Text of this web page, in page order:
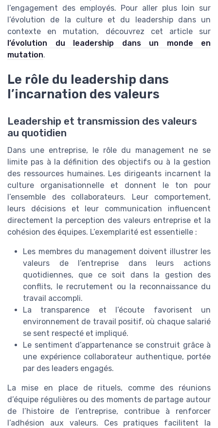
l’engagement des employés. Pour aller plus loin sur
l’évolution de la culture et du leadership dans un
contexte en mutation, découvrez cet article sur
l’évolution du leadership dans un monde en
mutation.
Le rôle du leadership dans
l’incarnation des valeurs
Leadership et transmission des valeurs
au quotidien
Dans une entreprise, le rôle du management ne se
limite pas à la définition des objectifs ou à la gestion
des ressources humaines. Les dirigeants incarnent la
culture organisationnelle et donnent le ton pour
l’ensemble des collaborateurs. Leur comportement,
leurs décisions et leur communication influencent
directement la perception des valeurs entreprise et la
cohésion des équipes. L’exemplarité est essentielle :
Les membres du management doivent illustrer les
valeurs de l’entreprise dans leurs actions
quotidiennes, que ce soit dans la gestion des
conflits, le recrutement ou la reconnaissance du
travail accompli.
La transparence et l’écoute favorisent un
environnement de travail positif, où chaque salarié
se sent respecté et impliqué.
Le sentiment d’appartenance se construit grâce à
une expérience collaborateur authentique, portée
par des leaders engagés.
La mise en place de rituels, comme des réunions
d’équipe régulières ou des moments de partage autour
de l’histoire de l’entreprise, contribue à renforcer
l’adhésion aux valeurs. Ces pratiques facilitent la